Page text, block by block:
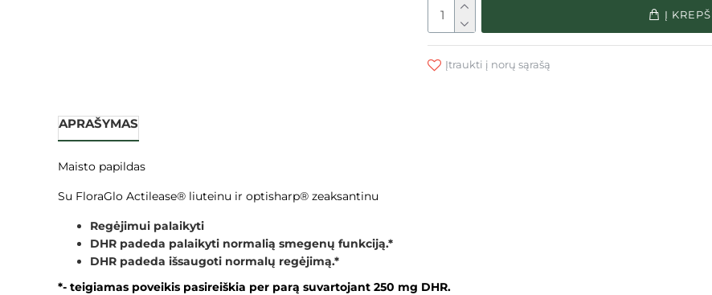
Į
Įtraukti į norų sąrašą
APRAŠYMAS
Maisto papildas
Su FloraGlo Actilease® liuteinu ir optisharp® zeaksantinu
Regėjimui palaikyti
DHR padeda palaikyti normalią smegenų funkciją.*
DHR padeda išsaugoti normalų regėjimą.*
*- teigiamas poveikis pasireiškia per parą suvartojant 250 mg DHR.